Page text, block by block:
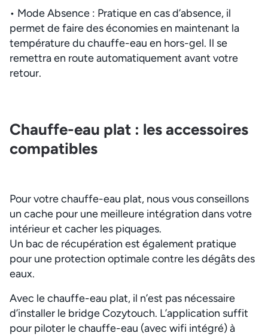
• Mode Absence : Pratique en cas d’absence, il
permet de faire des économies en maintenant la
température du chauffe-eau en hors-gel. Il se
remettra en route automatiquement avant votre
retour.
Chauffe-eau plat : les accessoires
compatibles
Pour votre chauffe-eau plat, nous vous conseillons
un cache pour une meilleure intégration dans votre
intérieur et cacher les piquages.
Un bac de récupération est également pratique
pour une protection optimale contre les dégâts des
eaux.
Avec le chauffe-eau plat, il n’est pas nécessaire
d’installer le bridge Cozytouch. L’application suffit
pour piloter le chauffe-eau (avec wifi intégré) à